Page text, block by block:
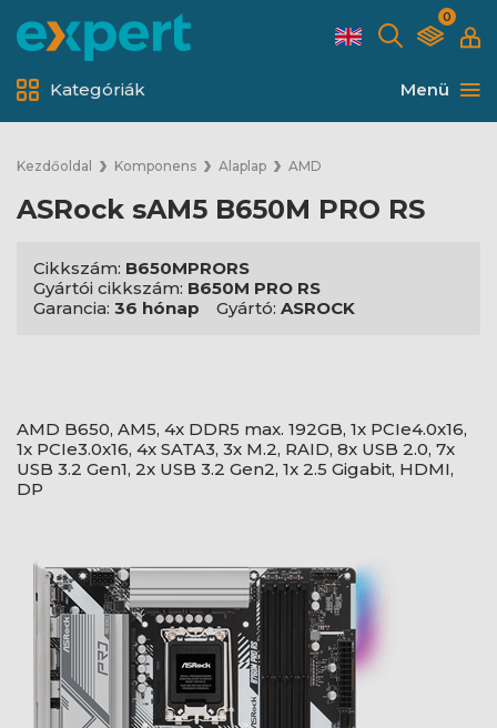
0
Menü
Kategóriák
Kezdőoldal Komponens Alaplap AMD
ASRock sAM5 B650M PRO RS
Cikkszám: B650MPRORS
Gyártói cikkszám: B650M PRO RS
Garancia: 36 hónap Gyártó: ASROCK
AMD B650, AM5, 4x DDR5 max. 192GB, 1x PCIe4.0x16,
1x PCIe3.0x16, 4x SATA3, 3x M.2, RAID, 8x USB 2.0, 7x
USB 3.2 Gen1, 2x USB 3.2 Gen2, 1x 2.5 Gigabit, HDMI,
DP